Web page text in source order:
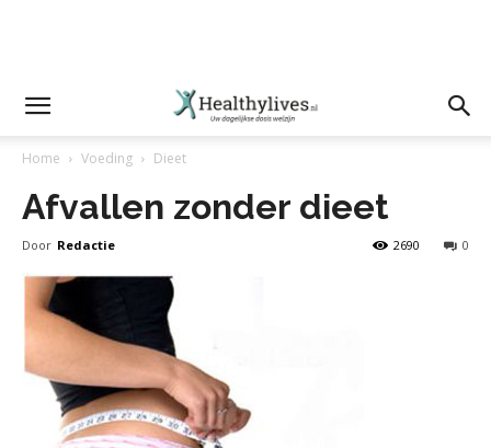
Home Voeding Dieet
Afvallen zonder dieet
Door Redactie 0
2690